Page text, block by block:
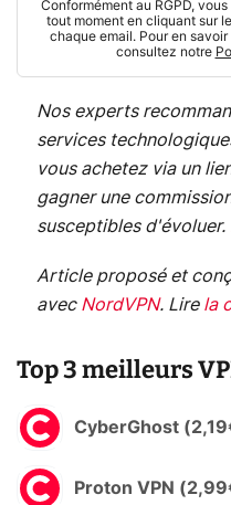
Conformément au RGPD,
tout moment en cliquant sur
chaque email. Pour en
consultez notre
Nos experts
services
vous achetez via un
gagner une
susceptibles d'évoluer.
Article proposé et
avec NordVPN. Lire la
Top 3 meilleurs
CyberGhost
Proton VPN